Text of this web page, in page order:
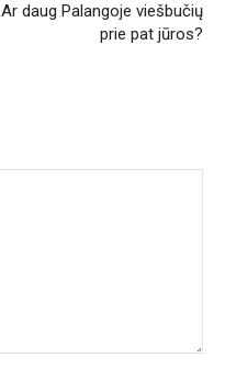
Ar daug Palangoje viešbučių
prie pat jūros?